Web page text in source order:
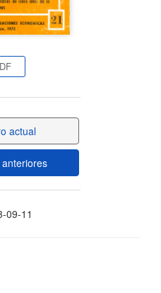
actual
09-11